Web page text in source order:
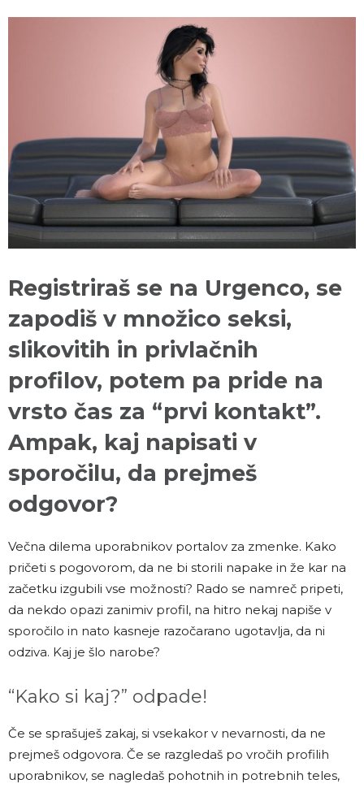
Registriraš se na Urgenco, se
zapodiš v množico seksi,
slikovitih in privlačnih
profilov, potem pa pride na
vrsto čas za “prvi kontakt”.
Ampak, kaj napisati v
sporočilu, da prejmeš
odgovor?
Večna dilema uporabnikov portalov za zmenke. Kako
pričeti s pogovorom, da ne bi storili napake in že kar na
začetku izgubili vse možnosti? Rado se namreč pripeti,
da nekdo opazi zanimiv profil, na hitro nekaj napiše v
sporočilo in nato kasneje razočarano ugotavlja, da ni
odziva. Kaj je šlo narobe?
“Kako si kaj?” odpade!
Če se sprašuješ zakaj, si vsekakor v nevarnosti, da ne
prejmeš odgovora. Če se razgledaš po vročih profilih
uporabnikov, se nagledaš pohotnih in potrebnih teles,